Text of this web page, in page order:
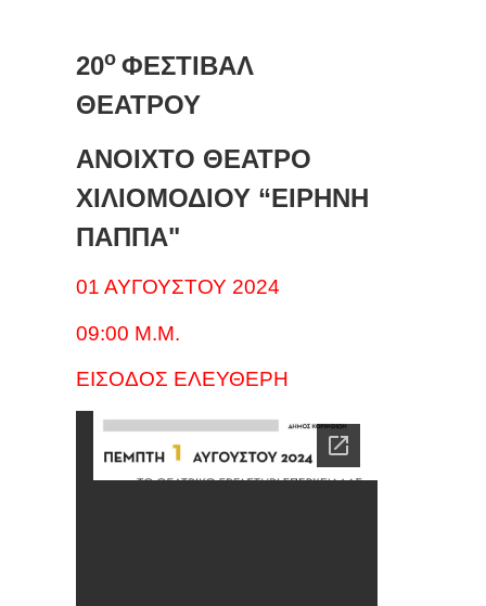
20ο ΦΕΣΤΙΒΑΛ
ΘΕΑΤΡΟΥ
ΑΝΟΙΧΤΟ ΘΕΑΤΡΟ
ΧΙΛΙΟΜΟΔΙΟΥ “ΕΙΡΗΝΗ
ΠΑΠΠΑ"
01 ΑΥΓΟΥΣΤΟΥ 2024
09:00 Μ.Μ.
ΕΙΣΟΔΟΣ ΕΛΕΥΘΕΡΗ